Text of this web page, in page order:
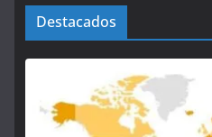
Destacados